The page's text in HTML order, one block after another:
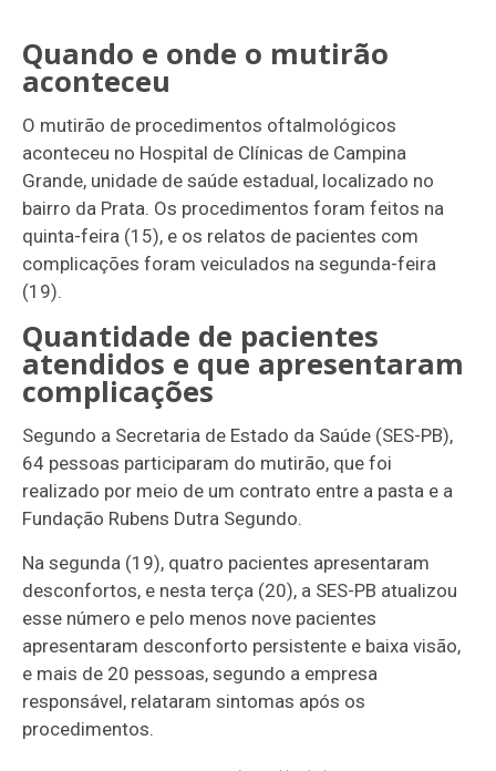
Quando e onde o mutirão
aconteceu
O mutirão de procedimentos oftalmológicos
aconteceu no Hospital de Clínicas de Campina
Grande, unidade de saúde estadual, localizado no
bairro da Prata. Os procedimentos foram feitos na
quinta-feira (15), e os relatos de pacientes com
complicações foram veiculados na segunda-feira
(19).
Quantidade de pacientes
atendidos e que apresentaram
complicações
Segundo a Secretaria de Estado da Saúde (SES-PB),
64 pessoas participaram do mutirão, que foi
realizado por meio de um contrato entre a pasta e a
Fundação Rubens Dutra Segundo.
Na segunda (19), quatro pacientes apresentaram
desconfortos, e nesta terça (20), a SES-PB atualizou
esse número e pelo menos nove pacientes
apresentaram desconforto persistente e baixa visão,
e mais de 20 pessoas, segundo a empresa
responsável, relataram sintomas após os
procedimentos.